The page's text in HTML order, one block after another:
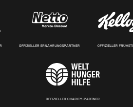
OFFIZIELLER ERNÄHRUNGSPARTNER OFFIZIELLER
OFFIZIELLER CHARITY-PARTNER